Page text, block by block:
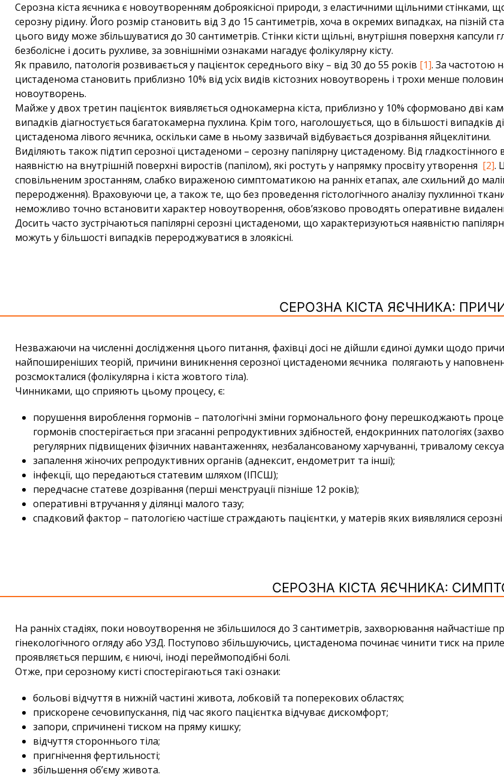
Серозна кіста яєчника є новоутворенням доброякісної природи, з еластичними щільними стінками,
серозну рідину. Його розмір становить від 3 до 15 сантиметрів, хоча в окремих випадках, на пізній
цього виду може збільшуватися до 30 сантиметрів. Стінки кісти щільні, внутрішня поверхня капсули
безболісне і досить рухливе, за зовнішніми ознаками нагадує фолікулярну кісту.
Як правило, патологія розвивається у пацієнток середнього віку – від 30 до 55 років [1]. За частотою
цистаденома становить приблизно 10% від усіх видів кістозних новоутворень і трохи менше
новоутворень.
Майже у двох третин пацієнток виявляється однокамерна кіста, приблизно у 10% сформовано дві
випадків діагностується багатокамерна пухлина. Крім того, наголошується, що в більшості випадків
цистаденома лівого яєчника, оскільки саме в ньому зазвичай відбувається дозрівання яйцеклітини.
Виділяють також підтип серозної цистаденоми – серозну папілярну цистаденому. Від гладкостінного
наявністю на внутрішній поверхні виростів (папілом), які ростуть у напрямку просвіту утворення [2].
сповільненим зростанням, слабко вираженою симптоматикою на ранніх етапах, але схильний до
переродження). Враховуючи це, а також те, що без проведення гістологічного аналізу пухлинної
неможливо точно встановити характер новоутворення, обов’язково проводять оперативне
Досить часто зустрічаються папілярні серозні цистаденоми, що характеризуються наявністю
можуть у більшості випадків перероджуватися в злоякісні.
СЕРОЗНА КІСТА ЯЄЧНИКА:
Незважаючи на численні дослідження цього питання, фахівці досі не дійшли єдиної думки щодо
найпоширеніших теорій, причини виникнення серозної цистаденоми яєчника полягають у
розсмокталися (фолікулярна і кіста жовтого тіла).
Чинниками, що сприяють цьому процесу, є:
порушення вироблення гормонів – патологічні зміни гормонального фону перешкоджають
гормонів спостерігається при згасанні репродуктивних здібностей, ендокринних патологіях
регулярних підвищених фізичних навантаженнях, незбалансованому харчуванні, тривалому
запалення жіночих репродуктивних органів (аднексит, ендометрит та інші);
інфекції, що передаються статевим шляхом (ІПСШ);
передчасне статеве дозрівання (перші менструації пізніше 12 років);
оперативні втручання у ділянці малого тазу;
спадковий фактор – патологією частіше страждають пацієнтки, у матерів яких виявлялися серозні
СЕРОЗНА КІСТА ЯЄЧНИКА:
На ранніх стадіях, поки новоутворення не збільшилося до 3 сантиметрів, захворювання найчастіше
гінекологічного огляду або УЗД. Поступово збільшуючись, цистаденома починає чинити тиск на
проявляється першим, є ниючі, іноді переймоподібні болі.
Отже, при серозному кисті спостерігаються такі ознаки:
больові відчуття в нижній частині живота, лобковій та поперекових областях;
прискорене сечовипускання, під час якого пацієнтка відчуває дискомфорт;
запори, спричинені тиском на пряму кишку;
відчуття стороннього тіла;
пригнічення фертильності;
збільшення об’єму живота.